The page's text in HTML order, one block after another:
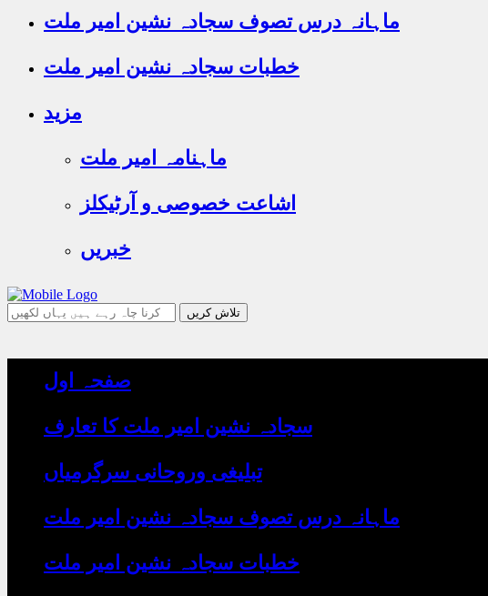
ماہانہ درس تصوف سجادہ نشین امیر ملت
خطبات سجادہ نشین امیر ملت
مزید
ماہنامہ امیر ملت
اشاعت خصوصی و آرٹیکلز
خبریں
جو
چاہ
صفحہ اول
سجادہ نشین امیر ملت کا تعارف
تبلیغی وروحانی سرگرمیاں
ماہانہ درس تصوف سجادہ نشین امیر ملت
خطبات سجادہ نشین امیر ملت